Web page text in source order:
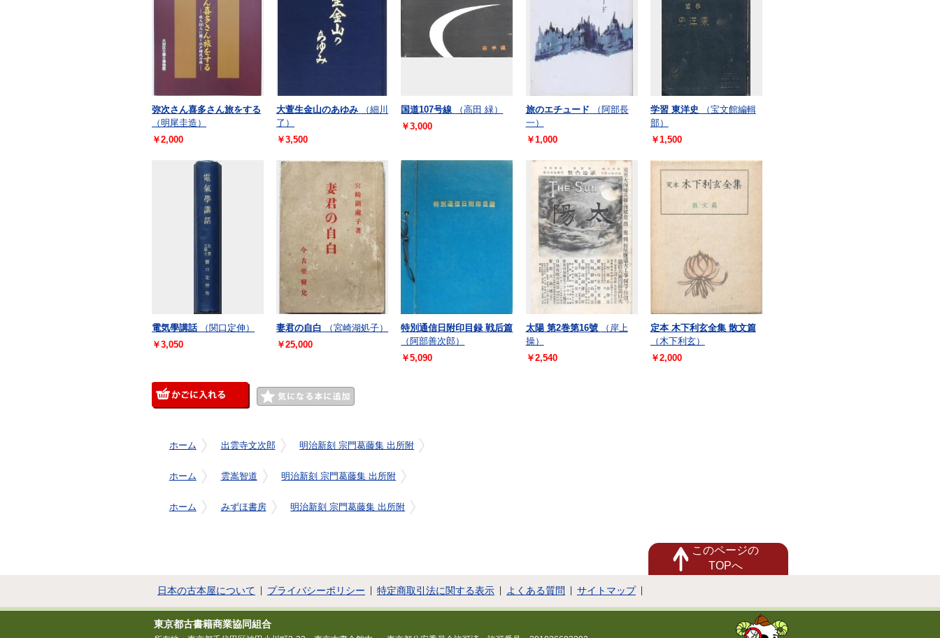
弥次さん喜多さん旅をする
（明尾圭造）
￥2,000
大萱生金山のあゆみ
（細川
了）
￥3,500
国道107号線
（高田 緑）
￥3,000
旅のエチュード
（阿部長
一）
￥1,000
学習 東洋史
（宝文館編輯
部）
￥1,500
電気學講話
（関口定伸）
￥3,050
妻君の自白
（宮崎湖処子）
￥25,000
特別通信日附印目録 戦后篇
（阿部善次郎）
￥5,090
太陽 第2巻第16號
（岸上
操）
￥2,540
定本 木下利玄全集 散文篇
（木下利玄）
￥2,000
ホーム 出雲寺文次郎 明治新刻 宗門葛藤集 出所附
ホーム 雲嵩智道 明治新刻 宗門葛藤集 出所附
ホーム みずほ書房 明治新刻 宗門葛藤集 出所附
このページの
TOPへ
日本の古本屋について プライバシーポリシー 特定商取引法に関する表示 よくある質問 サイトマップ
東京都古書籍商業協同組合